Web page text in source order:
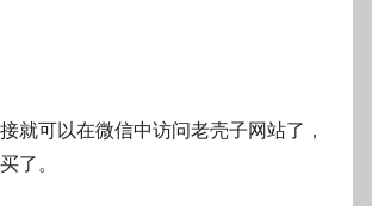
就可以在微信中访问老壳子网站了，
了。